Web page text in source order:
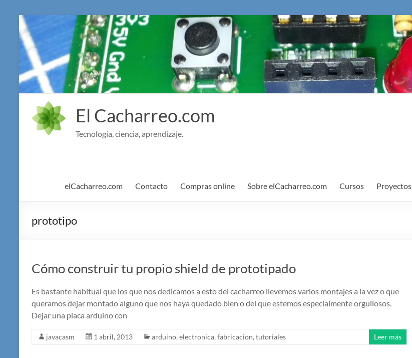
Saltar
al
contenido
El Cacharreo.com
Tecnología, ciencia, aprendizaje.
elCacharreo.com Contacto Compras online Sobre elCacharreo.com Cursos Proyectos
prototipo
Cómo construir tu propio shield de prototipado
Es bastante habitual que los que nos dedicamos a esto del cacharreo llevemos varios montajes a la vez o que
queramos dejar montado alguno que nos haya quedado bien o del que estemos especialmente orgullosos.
Dejar una placa arduino con
javacasm 1 abril, 2013 arduino, electronica, fabricacion, tutoriales Leer más